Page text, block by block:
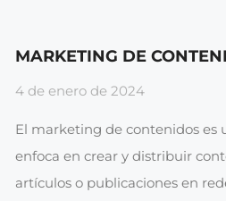
MARKETING DE
4 de enero de 2024
El marketing de contenidos es
enfoca en crear y distribuir
artículos o publicaciones en